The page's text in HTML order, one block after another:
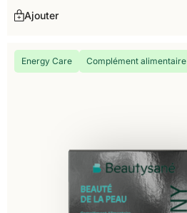
Ajouter
Energy Care Complément alimentaire